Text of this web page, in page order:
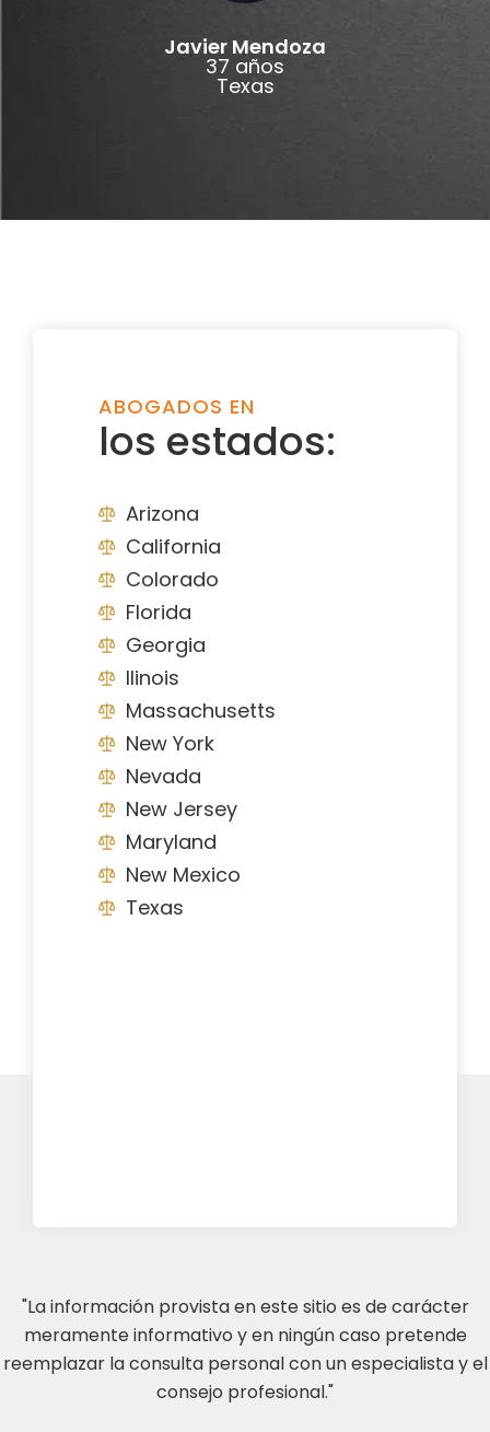
Javier Mendoza
37 años
Texas
ABOGADOS EN
los estados:
Arizona
California
Colorado
Florida
Georgia
Ilinois
Massachusetts
New York
Nevada
New Jersey
Maryland
New Mexico
Texas
"La información provista en este sitio es de carácter
meramente informativo y en ningún caso pretende
reemplazar la consulta personal con un especialista y el
consejo profesional."